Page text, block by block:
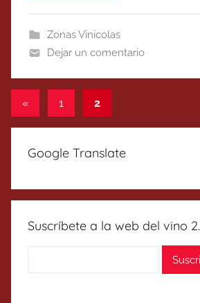
Zonas Vinicolas
Dejar un comentario
Paginación
de
entradas
«Entradas
1 2
Google Translate
Suscríbete a la web del vino